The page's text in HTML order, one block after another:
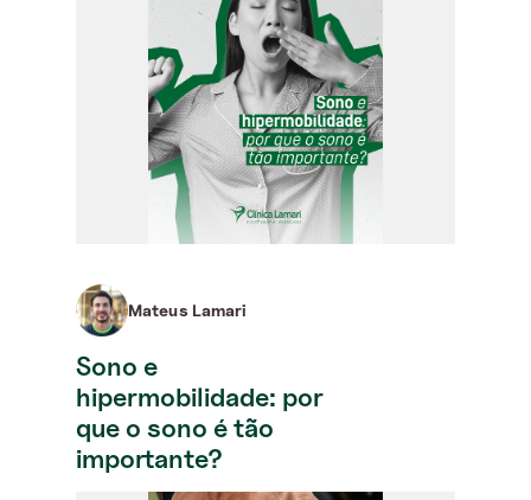
Mateus Lamari
Sono e
hipermobilidade: por
que o sono é tão
importante?